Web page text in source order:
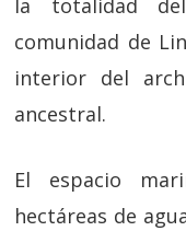
la totalidad
comunidad de
interior del
ancestral.
El espacio
hectáreas de